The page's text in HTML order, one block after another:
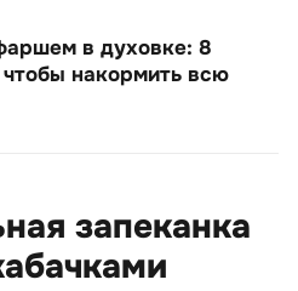
в духовке: 8
чтобы накормить всю
запеканка